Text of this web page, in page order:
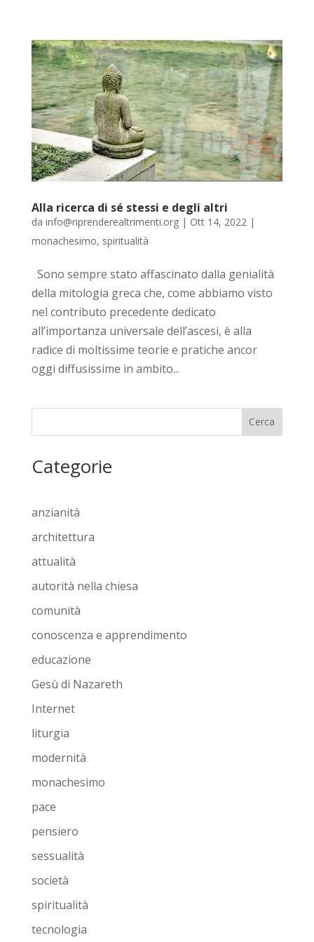
Alla ricerca di sé stessi e degli altri
da info@riprenderealtrimenti.org| Ott 14, 2022 |
monachesimo, spiritualità
Sono sempre stato affascinato dalla genialità
della mitologia greca che, come abbiamo visto
nel contributo precedente dedicato
all’importanza universale dell’ascesi, è alla
radice di moltissime teorie e pratiche ancor
oggi diffusissime in ambito...
Cerca
Categorie
anzianità
architettura
attualità
autorità nella chiesa
comunità
conoscenza e apprendimento
educazione
Gesù di Nazareth
Internet
liturgia
modernità
monachesimo
pace
pensiero
sessualità
società
spiritualità
tecnologia